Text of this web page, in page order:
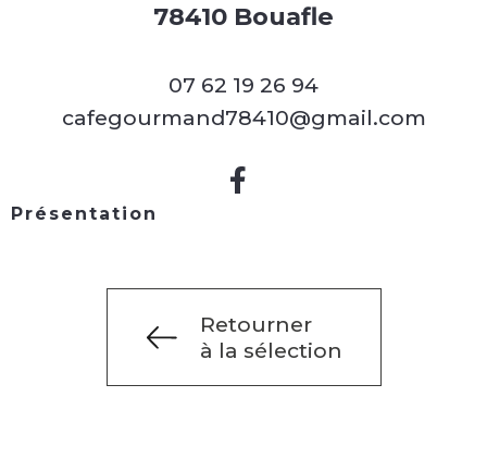
78410 Bouafle
07 62 19 26 94
cafegourmand78410@gmail.com
Présentation
Retourner
à la sélection